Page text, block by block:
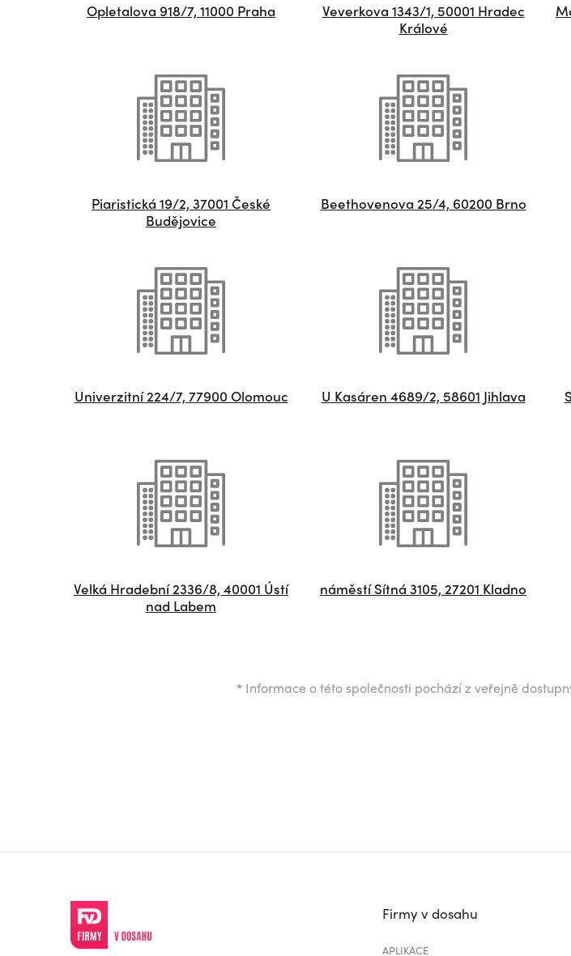
Opletalova 918/7, 11000 Praha
Veverkova 1343/1, 50001 Hradec
Králové
Piaristická 19/2, 37001 České
Budějovice
Beethovenova 25/4, 60200 Brno
Univerzitní 224/7, 77900 Olomouc U Kasáren 4689/2, 58601 Jihlava
Velká Hradební 2336/8, 40001 Ústí
nad Labem
náměstí Sítná 3105, 27201 Kladno
* Informace o této společnosti pochází z veřejně
Firmy v dosahu
APLIKACE